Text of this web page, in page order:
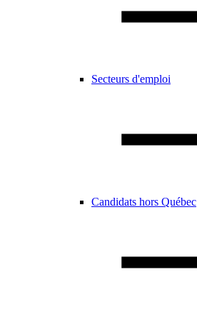
Secteurs d'emploi
Candidats hors Québec